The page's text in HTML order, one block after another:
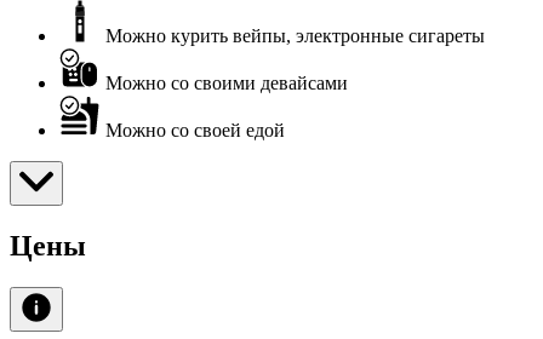
Можно курить вейпы, электронные сигареты
Можно со своими девайсами
Можно со своей едой
Цены